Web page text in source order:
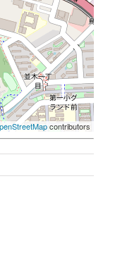
contributors